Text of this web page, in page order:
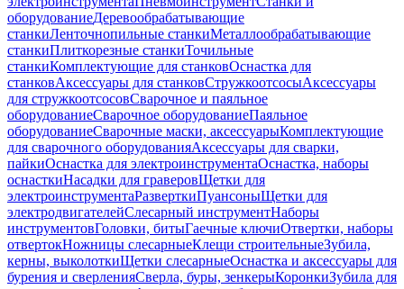
оборудованиеДеревообрабатывающие
станкиЛенточнопильные станкиМеталлообрабатывающие
станкиПлиткорезные станкиТочильные
станкиКомплектующие для станковОснастка для
станковАксессуары для станковСтружкоотсосыАксессуары
для стружкоотсосовСварочное и паяльное
оборудованиеСварочное оборудованиеПаяльное
оборудованиеСварочные маски, аксессуарыКомплектующие
для сварочного оборудованияАксессуары для сварки,
пайкиОснастка для электроинструментаОснастка, наборы
оснасткиНасадки для граверовЩетки для
электроинструментаРазверткиПуансоныЩетки для
электродвигателейСлесарный инструментНаборы
инструментовГоловки, битыГаечные ключиОтвертки, наборы
отвертокНожницы слесарныеКлещи строительныеЗубила,
керны, выколоткиЩетки слесарныеОснастка и аксессуары для
бурения и сверленияСверла, буры, зенкерыКоронкиЗубила для